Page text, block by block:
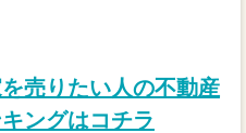
売りたい人の不動産
ングはコチラ